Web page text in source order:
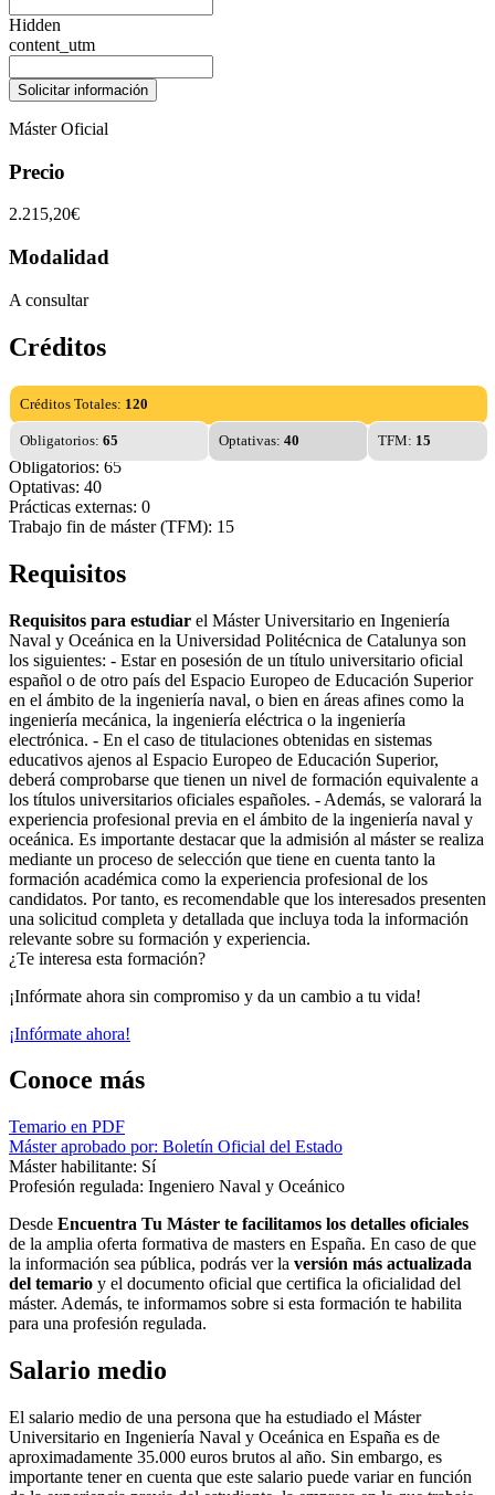
Hidden
content_utm
Máster Oficial
Precio
2.215,20€
Modalidad
A consultar
Créditos
Créditos Totales: 120
Obligatorios: 65 Optativas: 40 TFM: 15
Obligatorios: 65
Optativas: 40
Prácticas externas: 0
Trabajo fin de máster (TFM): 15
Requisitos
Requisitos para estudiar el Máster Universitario en Ingeniería
Naval y Oceánica en la Universidad Politécnica de Catalunya son
los siguientes: - Estar en posesión de un título universitario oficial
español o de otro país del Espacio Europeo de Educación Superior
en el ámbito de la ingeniería naval, o bien en áreas afines como la
ingeniería mecánica, la ingeniería eléctrica o la ingeniería
electrónica. - En el caso de titulaciones obtenidas en sistemas
educativos ajenos al Espacio Europeo de Educación Superior,
deberá comprobarse que tienen un nivel de formación equivalente a
los títulos universitarios oficiales españoles. - Además, se valorará la
experiencia profesional previa en el ámbito de la ingeniería naval y
oceánica. Es importante destacar que la admisión al máster se realiza
mediante un proceso de selección que tiene en cuenta tanto la
formación académica como la experiencia profesional de los
candidatos. Por tanto, es recomendable que los interesados presenten
una solicitud completa y detallada que incluya toda la información
relevante sobre su formación y experiencia.
¿Te interesa esta formación?
¡Infórmate ahora sin compromiso y da un cambio a tu vida!
¡Infórmate ahora!
Conoce más
Temario en PDF
Máster aprobado por: Boletín Oficial del Estado
Máster habilitante: Sí
Profesión regulada: Ingeniero Naval y Oceánico
Desde Encuentra Tu Máster te facilitamos los detalles oficiales
de la amplia oferta formativa de masters en España. En caso de que
la información sea pública, podrás ver la versión más actualizada
del temario y el documento oficial que certifica la oficialidad del
máster. Además, te informamos sobre si esta formación te habilita
para una profesión regulada.
Salario medio
El salario medio de una persona que ha estudiado el Máster
Universitario en Ingeniería Naval y Oceánica en España es de
aproximadamente 35.000 euros brutos al año. Sin embargo, es
importante tener en cuenta que este salario puede variar en función